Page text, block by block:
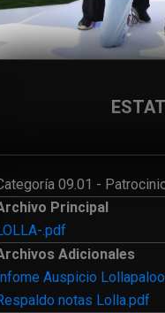
09.01 -
Principal
.pdf
Adicionales
Auspicio
notas Lolla.pdf